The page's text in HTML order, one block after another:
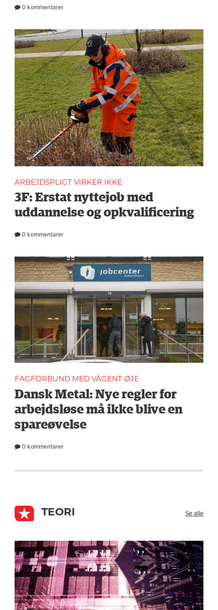
0 kommentarer
ARBEJDSPLIGT VIRKER IKKE
3F: Erstat nyttejob med
uddannelse og opkvalificering
0 kommentarer
FAGFORBUND MED VÅGENT ØJE
Dansk Metal: Nye regler for
arbejdsløse må ikke blive en
spareøvelse
0 kommentarer
TEORI Se alle